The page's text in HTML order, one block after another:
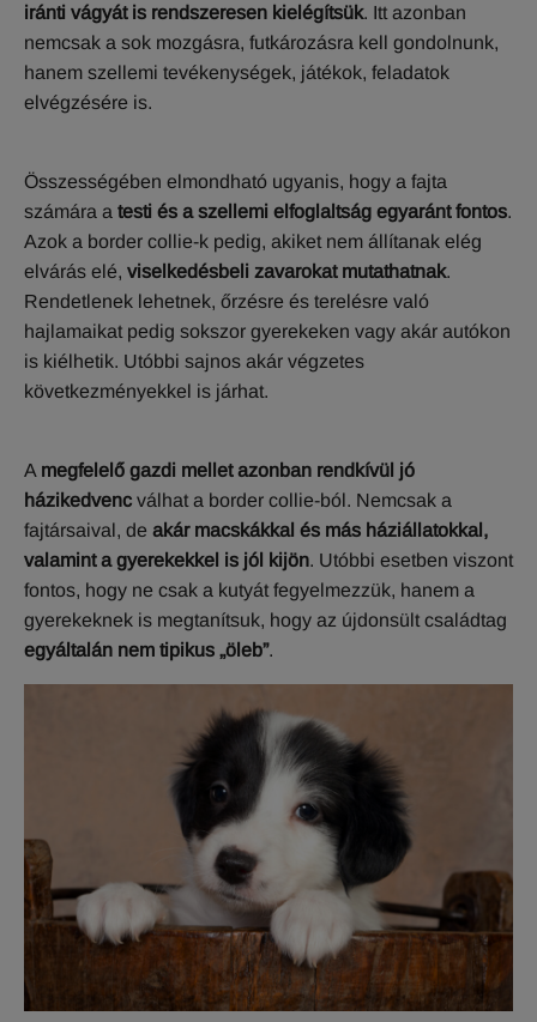
iránti vágyát is rendszeresen kielégítsük. Itt azonban
nemcsak a sok mozgásra, futkározásra kell gondolnunk,
hanem szellemi tevékenységek, játékok, feladatok
elvégzésére is.
Összességében elmondható ugyanis, hogy a fajta
számára a testi és a szellemi elfoglaltság egyaránt fontos.
Azok a border collie-k pedig, akiket nem állítanak elég
elvárás elé, viselkedésbeli zavarokat mutathatnak.
Rendetlenek lehetnek, őrzésre és terelésre való
hajlamaikat pedig sokszor gyerekeken vagy akár autókon
is kiélhetik. Utóbbi sajnos akár végzetes
következményekkel is járhat.
A megfelelő gazdi mellet azonban rendkívül jó
házikedvenc válhat a border collie-ból. Nemcsak a
fajtársaival, de akár macskákkal és más háziállatokkal,
valamint a gyerekekkel is jól kijön. Utóbbi esetben viszont
fontos, hogy ne csak a kutyát fegyelmezzük, hanem a
gyerekeknek is megtanítsuk, hogy az újdonsült családtag
egyáltalán nem tipikus „öleb”.